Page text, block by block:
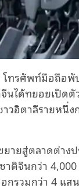
ทรศัพท์มือถือพั
นได้ทยอยเปิด
วอิตาลีรายหนึ่
ยสู่ตลาดต่างป
ติจีนกว่า
กรวมกว่า 4 แส